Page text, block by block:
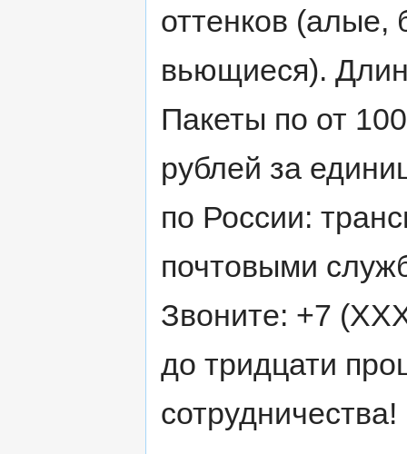
оттенков
вьющиеся).
Пакеты по от
рублей за
по России:
почтовыми
Звоните: +7
до тридцати
сотрудничества!